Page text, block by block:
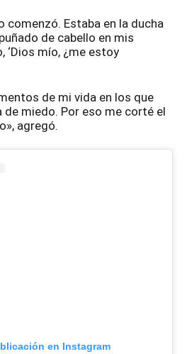
comenzó. Estaba en la ducha
de cabello en mis
‘Dios mío, ¿me estoy
de mi vida en los que
miedo. Por eso me corté el
agregó.
en Instagram